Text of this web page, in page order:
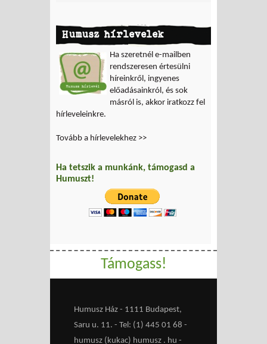
Humusz hírlevelek
Ha szeretnél e-mailben
rendszeresen értesülni
híreinkről, ingyenes
előadásainkról, és sok
másról is, akkor iratkozz fel
hírleveleinkre.
Tovább a hírlevelekhez >>
Ha tetszik a munkánk, támogasd a
Humuszt!
Támogass!
Humusz Ház - 1111 Budapest,
Saru u. 11. - Tel: (1) 445 01 68 -
humusz (kukac) humusz . hu -